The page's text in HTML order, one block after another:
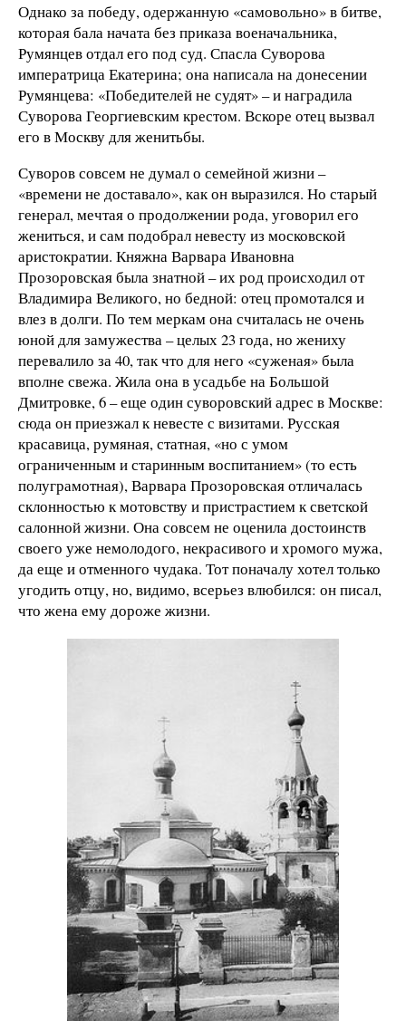
Однако за победу, одержанную «самовольно» в битве,
которая бала начата без приказа военачальника,
Румянцев отдал его под суд. Спасла Суворова
императрица Екатерина; она написала на донесении
Румянцева: «Победителей не судят» – и наградила
Суворова Георгиевским крестом. Вскоре отец вызвал
его в Москву для женитьбы.
Суворов совсем не думал о семейной жизни –
«времени не доставало», как он выразился. Но старый
генерал, мечтая о продолжении рода, уговорил его
жениться, и сам подобрал невесту из московской
аристократии. Княжна Варвара Ивановна
Прозоровская была знатной – их род происходил от
Владимира Великого, но бедной: отец промотался и
влез в долги. По тем меркам она считалась не очень
юной для замужества – целых 23 года, но жениху
перевалило за 40, так что для него «суженая» была
вполне свежа. Жила она в усадьбе на Большой
Дмитровке, 6 – еще один суворовский адрес в Москве:
сюда он приезжал к невесте с визитами. Русская
красавица, румяная, статная, «но с умом
ограниченным и старинным воспитанием» (то есть
полуграмотная), Варвара Прозоровская отличалась
склонностью к мотовству и пристрастием к светской
салонной жизни. Она совсем не оценила достоинств
своего уже немолодого, некрасивого и хромого мужа,
да еще и отменного чудака. Тот поначалу хотел только
угодить отцу, но, видимо, всерьез влюбился: он писал,
что жена ему дороже жизни.